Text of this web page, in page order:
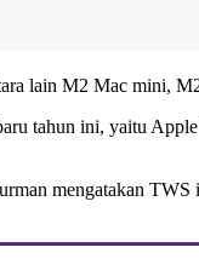
lain M2 Mac mini,
tahun ini, yaitu
mengatakan